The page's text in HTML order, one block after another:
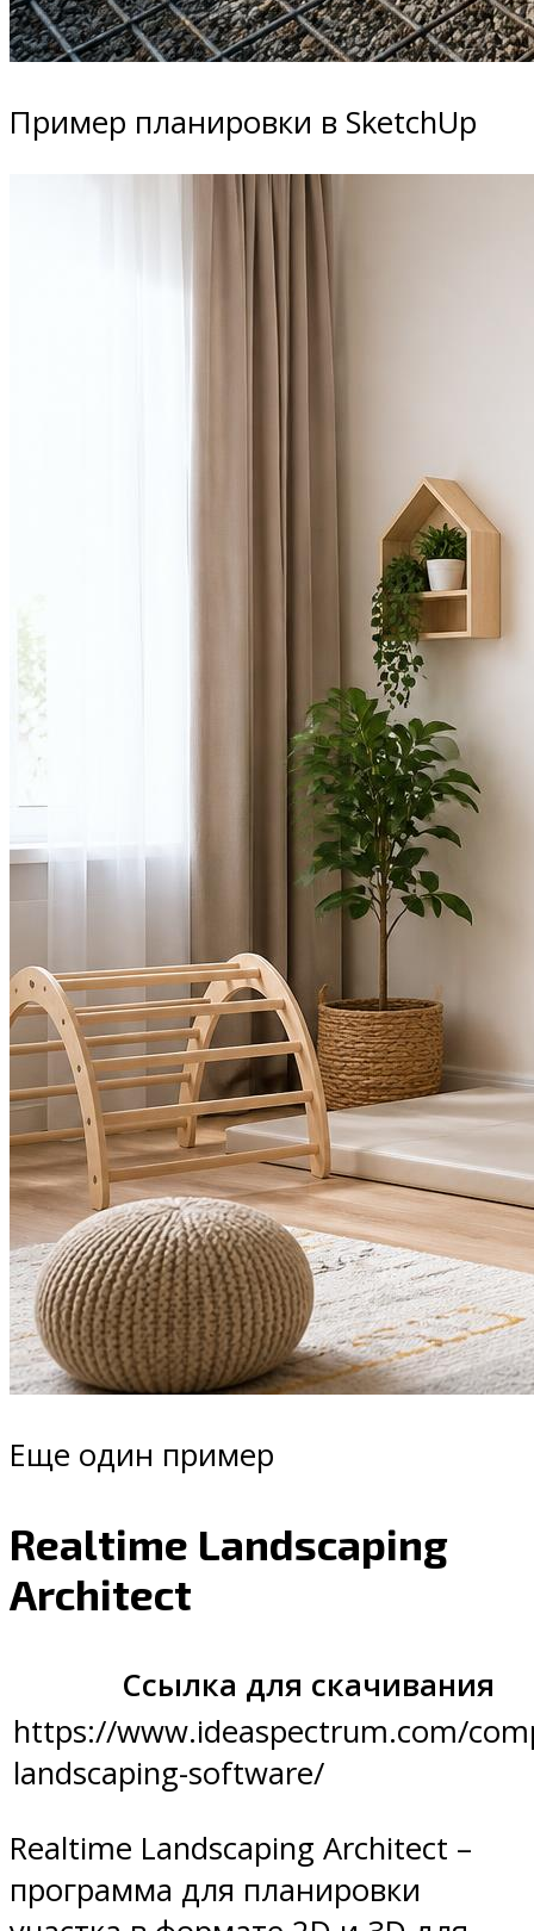
Пример планировки в SketchUp
Еще один пример
Realtime Landscaping
Architect
Ссылка для скачивания
https://www.ideaspectrum.com/
landscaping-software/
Realtime Landscaping Architect –
программа для планировки